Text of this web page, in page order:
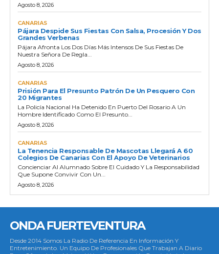
Agosto 8, 2026
CANARIAS
Pájara Despide Sus Fiestas Con Salsa, Procesión Y Dos
Grandes Verbenas
Pájara Afronta Los Dos Días Más Intensos De Sus Fiestas De
Nuestra Señora De Regla...
Agosto 8, 2026
CANARIAS
Prisión Para El Presunto Patrón De Un Pesquero Con
20 Migrantes
La Policía Nacional Ha Detenido En Puerto Del Rosario A Un
Hombre Identificado Como El Presunto...
Agosto 8, 2026
CANARIAS
La Tenencia Responsable De Mascotas Llegará A 60
Colegios De Canarias Con El Apoyo De Veterinarios
Concienciar Al Alumnado Sobre El Cuidado Y La Responsabilidad
Que Supone Convivir Con Un...
Agosto 8, 2026
ONDA FUERTEVENTURA
Desde 2014 Somos La Radio De Referencia En Información Y
Entretenimiento. Un Equipo De Profesionales Que Trabajan A Diario